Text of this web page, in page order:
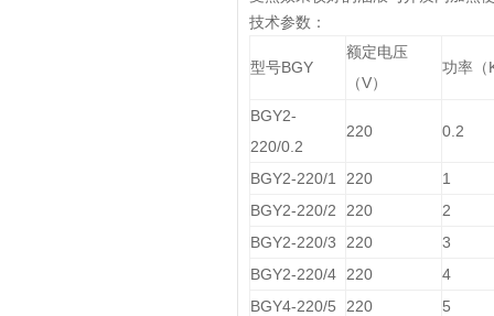
技术参数：
型号BGY
额定电压
（V）
功率（
BGY2-
220/0.2
220 0.2
BGY2-220/1 220
1
BGY2-220/2
220
2
BGY2-220/3
220
3
BGY2-220/4
220
4
BGY4-220/5
220
5